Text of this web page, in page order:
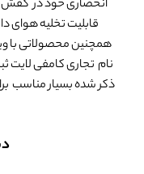
انحصاری خود در کفش،
قابلیت تخلیه هوای
همچنین محصولاتی با
نام تجاری کامفی لایت
ذکر شده بسیار مناسب